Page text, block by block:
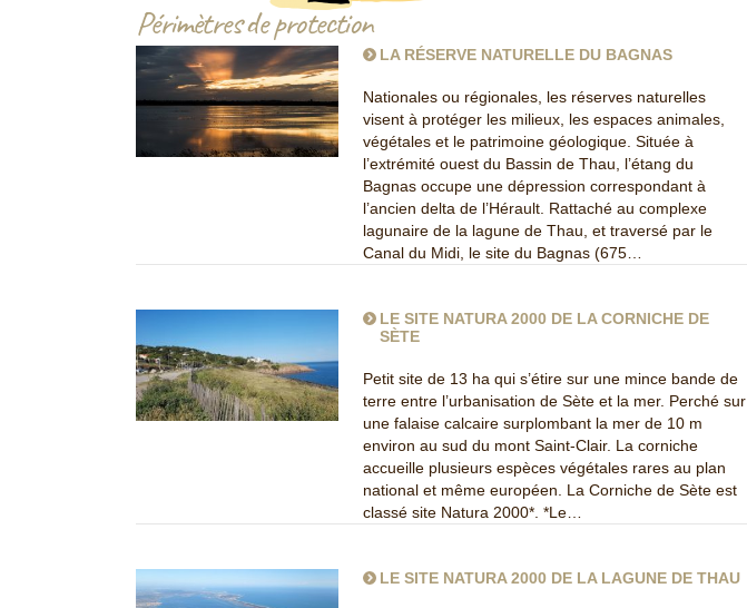
Périmètres de protection
LA RÉSERVE NATURELLE DU BAGNAS
Nationales ou régionales, les réserves naturelles
visent à protéger les milieux, les espaces animales,
végétales et le patrimoine géologique. Située à
l’extrémité ouest du Bassin de Thau, l’étang du
Bagnas occupe une dépression correspondant à
l’ancien delta de l’Hérault. Rattaché au complexe
lagunaire de la lagune de Thau, et traversé par le
Canal du Midi, le site du Bagnas (675…
LE SITE NATURA 2000 DE LA CORNICHE DE
SÈTE
Petit site de 13 ha qui s’étire sur une mince bande de
terre entre l’urbanisation de Sète et la mer. Perché sur
une falaise calcaire surplombant la mer de 10 m
environ au sud du mont Saint-Clair. La corniche
accueille plusieurs espèces végétales rares au plan
national et même européen. La Corniche de Sète est
classé site Natura 2000*. *Le…
LE SITE NATURA 2000 DE LA LAGUNE DE THAU